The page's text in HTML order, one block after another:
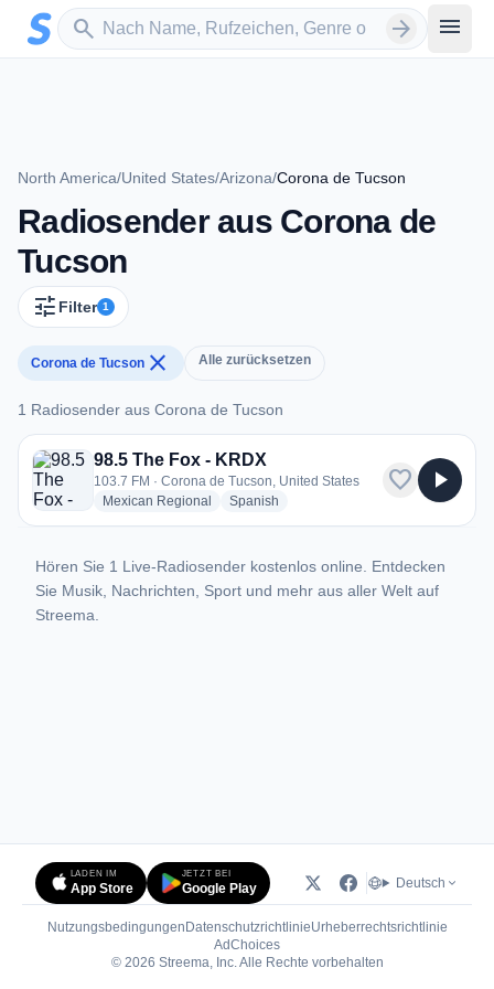
Zum Hauptinhalt springen
search
Sender suchen arrow_forward menu
North America/United States/Arizona/Corona de Tucson
Radiosender aus Corona de
Tucson
tune Filter 1
Corona de Tucson close Alle zurücksetzen
1 Radiosender aus Corona de Tucson
1 Radiosender aus Corona de Tucson
98.5 The Fox - KRDX
103.7 FM · Corona de Tucson, United States
Mexican Regional
radio stations
Spanish
favorite play_arrow
Hören Sie 1 Live-Radiosender kostenlos online. Entdecken
Sie Musik, Nachrichten, Sport und mehr aus aller Welt auf
Streema.
LADEN IM
App Store
JETZT BEI
Google Play Deutsch
Nutzungsbedingungen DatenschutzrichtlinieUrheberrechtsrichtlinie
AdChoices(öffnet in neuem Tab)
© 2026 Streema, Inc. Alle Rechte vorbehalten